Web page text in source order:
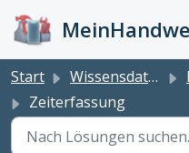
Start Wissensdatenbank
Zeiterfassung